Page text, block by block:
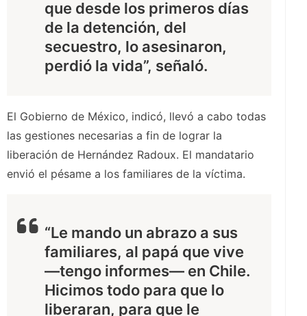
que desde los primeros días
de la detención, del
secuestro, lo asesinaron,
perdió la vida”, señaló.
El Gobierno de México, indicó, llevó a cabo todas
las gestiones necesarias a fin de lograr la
liberación de Hernández Radoux. El mandatario
envió el pésame a los familiares de la víctima.
“Le mando un abrazo a sus
familiares, al papá que vive
—tengo informes— en Chile.
Hicimos todo para que lo
liberaran, para que le